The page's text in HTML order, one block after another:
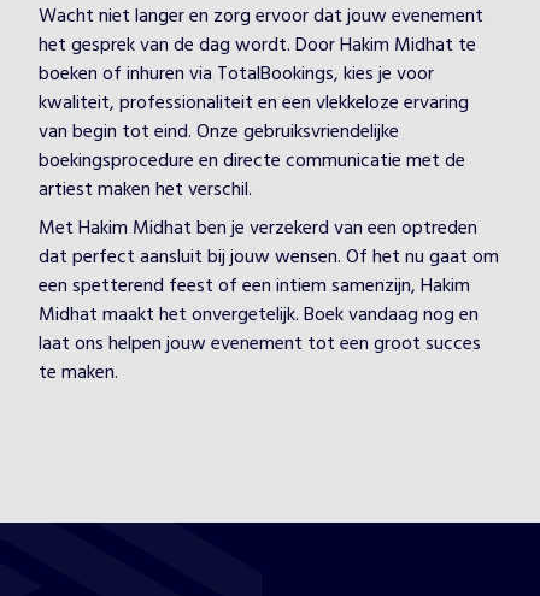
Wacht niet langer en zorg ervoor dat jouw evenement
het gesprek van de dag wordt. Door Hakim Midhat te
boeken of inhuren via TotalBookings, kies je voor
kwaliteit, professionaliteit en een vlekkeloze ervaring
van begin tot eind. Onze gebruiksvriendelijke
boekingsprocedure en directe communicatie met de
artiest maken het verschil.
Met Hakim Midhat ben je verzekerd van een optreden
dat perfect aansluit bij jouw wensen. Of het nu gaat om
een spetterend feest of een intiem samenzijn, Hakim
Midhat maakt het onvergetelijk. Boek vandaag nog en
laat ons helpen jouw evenement tot een groot succes
te maken.